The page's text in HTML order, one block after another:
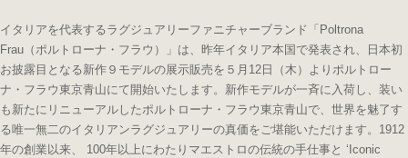
イタリアを代表するラグジュアリーファニチャーブランド「Poltrona
Frau（ポルトローナ・フラウ）」は、昨年イタリア本国で発表され、日本初
お披露目となる新作９モデルの展示販売を５月12日（木）よりポルトロー
ナ・フラウ東京青山にて開始いたします。新作モデルが一斉に入荷し、装い
も新たにリニューアルしたポルトローナ・フラウ東京青山で、世界を魅了す
る唯一無二のイタリアンラグジュアリーの真価をご堪能いただけます。1912
年の創業以来、 100年以上にわたりマエストロの伝統の手仕事と ‘Iconic